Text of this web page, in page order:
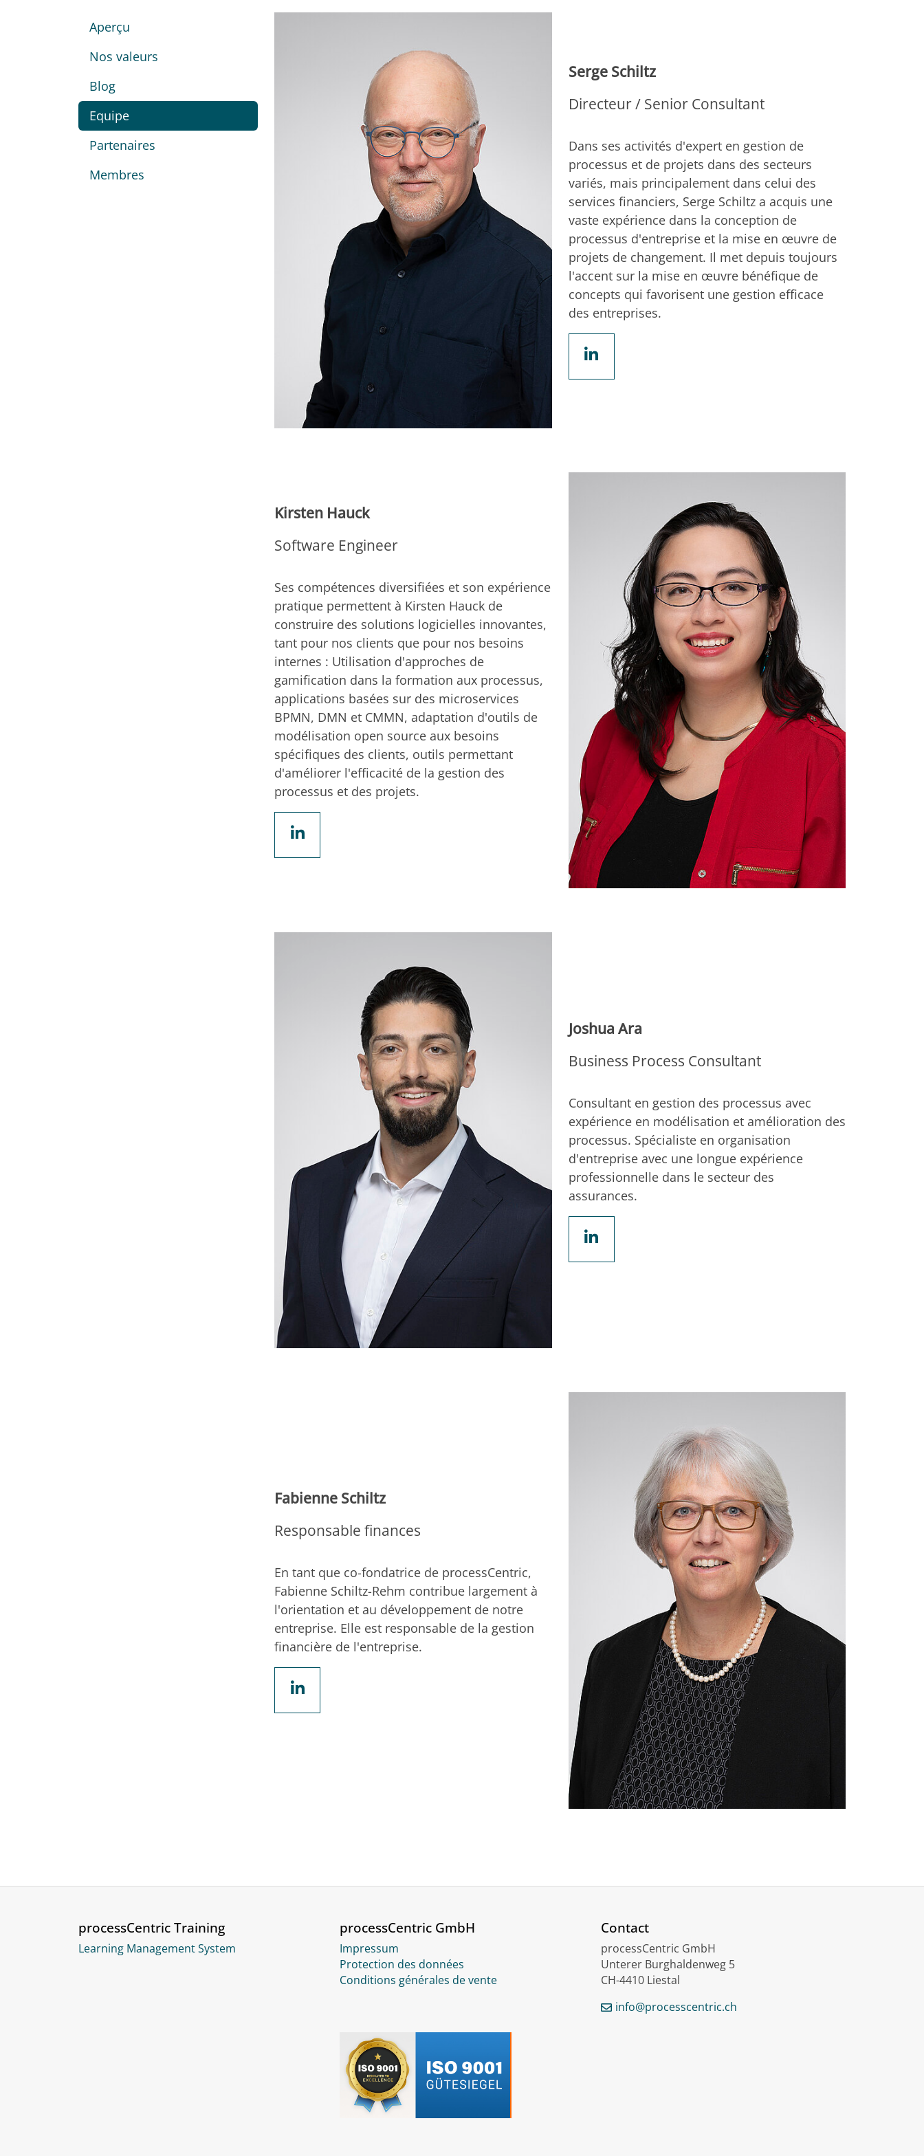
Serge Schiltz
Directeur / Senior Consultant
Dans ses activités d'expert en gestion de
processus et de projets dans des secteurs
variés, mais principalement dans celui des
services financiers, Serge Schiltz a acquis une
vaste expérience dans la conception de
processus d'entreprise et la mise en œuvre de
projets de changement. Il met depuis toujours
l'accent sur la mise en œuvre bénéfique de
concepts qui favorisent une gestion efficace
des entreprises.
Kirsten Hauck
Software Engineer
Ses compétences diversifiées et son expérience
pratique permettent à Kirsten Hauck de
construire des solutions logicielles innovantes,
tant pour nos clients que pour nos besoins
internes : Utilisation d'approches de
gamification dans la formation aux processus,
applications basées sur des microservices
BPMN, DMN et CMMN, adaptation d'outils de
modélisation open source aux besoins
spécifiques des clients, outils permettant
d'améliorer l'efficacité de la gestion des
processus et des projets.
Joshua Ara
Business Process Consultant
Consultant en gestion des processus avec
expérience en modélisation et amélioration des
processus. Spécialiste en organisation
d'entreprise avec une longue expérience
professionnelle dans le secteur des
assurances.
Fabienne Schiltz
Responsable finances
En tant que co-fondatrice de processCentric,
Fabienne Schiltz-Rehm contribue largement à
l'orientation et au développement de notre
entreprise. Elle est responsable de la gestion
financière de l'entreprise.
Aperçu
Nos valeurs
Blog
Equipe
Partenaires
Membres
processCentric Training
Learning Management System
processCentric GmbH
Impressum
Protection des données
Conditions générales de vente
Contact
processCentric GmbH
Unterer Burghaldenweg 5
CH-4410 Liestal
info@processcentric.ch